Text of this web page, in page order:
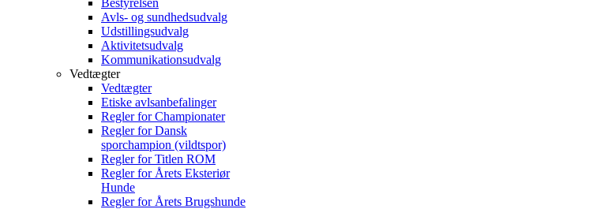
Bestyrelsen
Avls- og sundhedsudvalg
Udstillingsudvalg
Aktivitetsudvalg
Kommunikationsudvalg
Vedtægter
Vedtægter
Etiske avlsanbefalinger
Regler for Championater
Regler for Dansk
sporchampion (vildtspor)
Regler for Titlen ROM
Regler for Årets Eksteriør
Hunde
Regler for Årets Brugshunde